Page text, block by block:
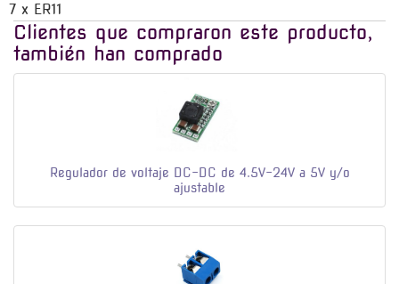
7 x ER11
Clientes que compraron este producto,
también han comprado
Regulador de voltaje DC-DC de 4.5V-24V a 5V y/o
ajustable